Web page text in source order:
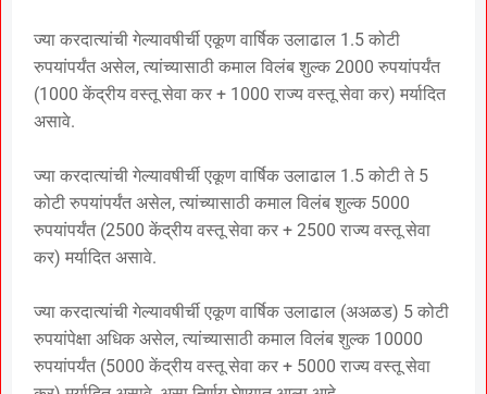
ज्या करदात्यांची गेल्यावषीर्ची एकूण वार्षिक उलाढाल 1.5 कोटी
रुपयांपर्यंत असेल, त्यांच्यासाठी कमाल विलंब शुल्क 2000 रुपयांपर्यंत
(1000 केंद्रीय वस्तू सेवा कर + 1000 राज्य वस्तू सेवा कर) मर्यादित
असावे.
ज्या करदात्यांची गेल्यावषीर्ची एकूण वार्षिक उलाढाल 1.5 कोटी ते 5
कोटी रुपयांपर्यंत असेल, त्यांच्यासाठी कमाल विलंब शुल्क 5000
रुपयांपर्यंत (2500 केंद्रीय वस्तू सेवा कर + 2500 राज्य वस्तू सेवा
कर) मर्यादित असावे.
ज्या करदात्यांची गेल्यावषीर्ची एकूण वार्षिक उलाढाल (अअळड) 5 कोटी
रुपयांपेक्षा अधिक असेल, त्यांच्यासाठी कमाल विलंब शुल्क 10000
रुपयांपर्यंत (5000 केंद्रीय वस्तू सेवा कर + 5000 राज्य वस्तू सेवा